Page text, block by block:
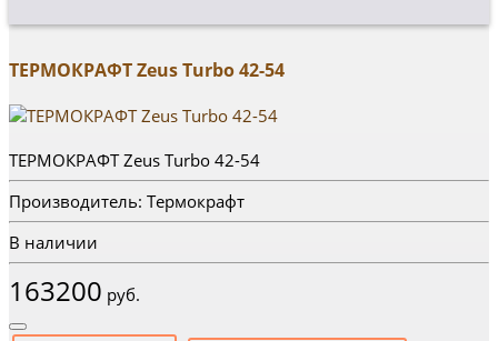
ТЕРМОКРАФТ Zeus Turbo 42-54
ТЕРМОКРАФТ Zeus Turbo 42-54
Производитель: Термокрафт
В наличии
163200 руб.